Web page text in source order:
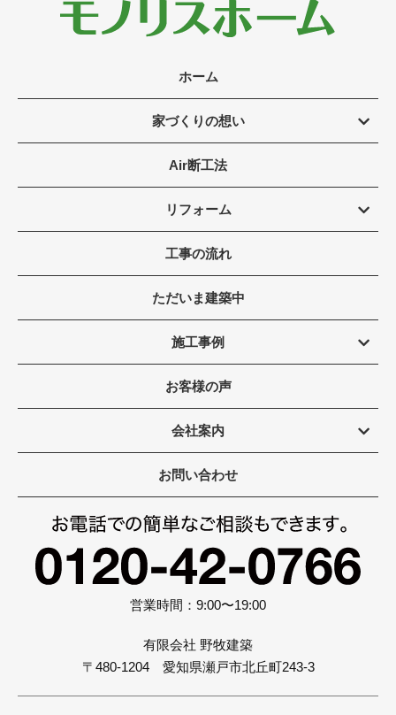
ホーム
家づくりの想い
Air断工法
リフォーム
工事の流れ
ただいま建築中
施工事例
お客様の声
会社案内
お問い合わせ
営業時間：9:00〜19:00
有限会社 野牧建築
〒480-1204 愛知県瀬戸市北丘町243-3